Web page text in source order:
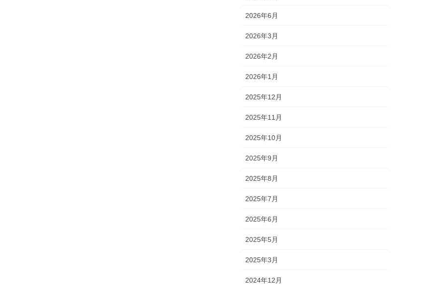
2026年6月
2026年3月
2026年2月
2026年1月
2025年12月
2025年11月
2025年10月
2025年9月
2025年8月
2025年7月
2025年6月
2025年5月
2025年3月
2024年12月